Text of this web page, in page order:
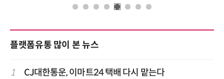
플랫폼유통 많이 본 뉴스
1 CJ대한통운, 이마트24 택배 다시 맡는다